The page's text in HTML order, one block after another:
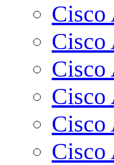
Cisco
Cisco
Cisco
Cisco
Cisco
Cisco